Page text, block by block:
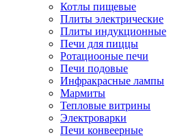
Котлы пищевые
Плиты электрические
Плиты индукционные
Печи для пиццы
Ротациооные печи
Печи подовые
Инфракрасные лампы
Мармиты
Тепловые витрины
Электроварки
Печи конвеерные